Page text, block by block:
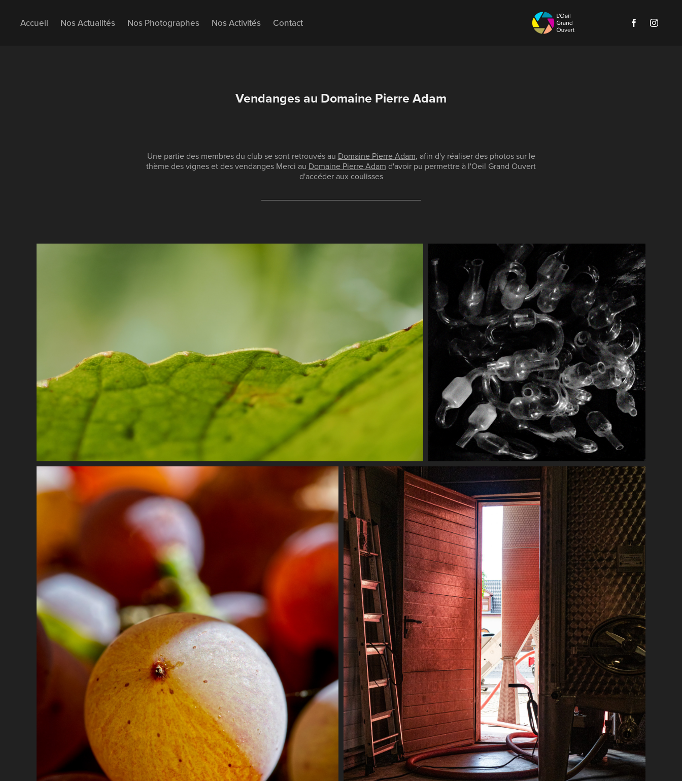
Accueil Nos Actualités Nos Photographes Nos Activités Contact
Vendanges au Domaine Pierre Adam
Une partie des membres du club se sont retrouvés au Domaine Pierre Adam, afin d'y réaliser des photos sur le
thème des vignes et des vendanges Merci au Domaine Pierre Adam d'avoir pu permettre à l'Oeil Grand Ouvert
d'accéder aux coulisses